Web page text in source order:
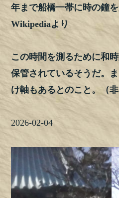
年まで船橋一帯に時の鐘を
Wikipediaより
この時間を測るために和
保管されているそうだ。
け軸もあるとのこと。（非
2026-02-04